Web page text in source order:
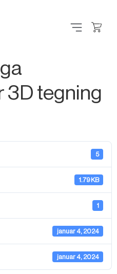
3D tegning
5
1.79 KB
1
januar 4, 2024
januar 4, 2024